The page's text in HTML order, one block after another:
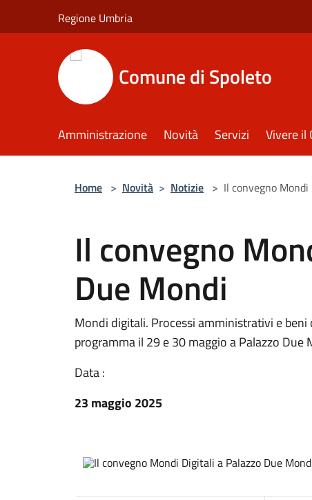
Regione Umbria
Comune di Spoleto
Amministrazione Novità Servizi Vivere il
Home > Novità > Notizie > Il convegno
Il convegno
Due Mondi
Mondi digitali. Processi amministrativi e
programma il 29 e 30 maggio a Palazzo
Data :
23 maggio 2025